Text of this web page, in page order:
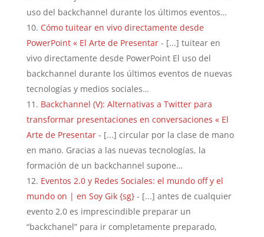
uso del backchannel durante los últimos eventos…
Cómo tuitear en vivo directamente desde
PowerPoint « El Arte de Presentar- [...] tuitear en
vivo directamente desde PowerPoint El uso del
backchannel durante los últimos eventos de nuevas
tecnologías y medios sociales…
Backchannel (V): Alternativas a Twitter para
transformar presentaciones en conversaciones « El
Arte de Presentar- [...] circular por la clase de mano
en mano. Gracias a las nuevas tecnologías, la
formación de un backchannel supone…
Eventos 2.0 y Redes Sociales: el mundo off y el
mundo on | en Soy Gik {sg}- [...] antes de cualquier
evento 2.0 es imprescindible preparar un
“backchanel” para ir completamente preparado,